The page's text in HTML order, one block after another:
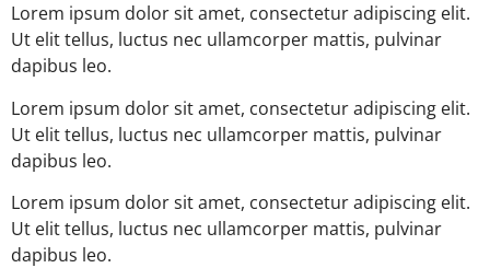
Lorem ipsum dolor sit amet, consectetur adipiscing elit.
Ut elit tellus, luctus nec ullamcorper mattis, pulvinar
dapibus leo.
Lorem ipsum dolor sit amet, consectetur adipiscing elit.
Ut elit tellus, luctus nec ullamcorper mattis, pulvinar
dapibus leo.
Lorem ipsum dolor sit amet, consectetur adipiscing elit.
Ut elit tellus, luctus nec ullamcorper mattis, pulvinar
dapibus leo.